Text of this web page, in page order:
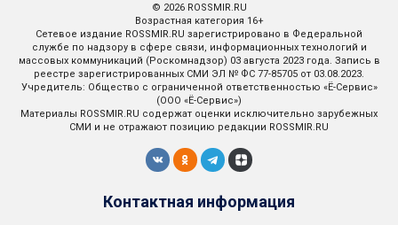
© 2026 ROSSMIR.RU
Возрастная категория 16+
Сетевое издание ROSSMIR.RU зарегистрировано в Федеральной
службе по надзору в сфере связи, информационных технологий и
массовых коммуникаций (Роскомнадзор) 03 августа 2023 года. Запись в
реестре зарегистрированных СМИ ЭЛ № ФС 77-85705 от 03.08.2023.
Учредитель: Общество с ограниченной ответственностью «Ё-Сервис»
(ООО «Ё-Сервис»)
Материалы ROSSMIR.RU содержат оценки исключительно зарубежных
СМИ и не отражают позицию редакции ROSSMIR.RU
Контактная информация